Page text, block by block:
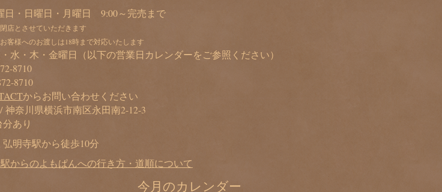
日・日曜日・月曜日 9:00～完売まで
店とさせていただきます
客様へのお渡しは18時まで対応いたします
水・木・金曜日（以下の営業日カレンダーをご参照ください）
8710
8710
からお問い合わせください
神奈川県横浜市南区永田南2-12-3
あり
明寺駅から徒歩10分
からのよもぱんへの行き方・道順について
今月のカレンダー